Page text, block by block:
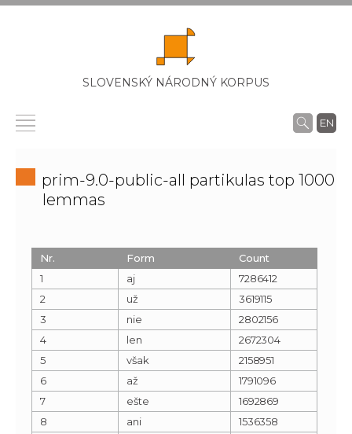
SLOVENSKÝ NÁRODNÝ KORPUS
EN
prim-9.0-public-all partikulas top 1000
lemmas
Nr. Form
Count
1
aj
7286412
2
už
3619115
3
nie
2802156
4
len
2672304
5
však
2158951
6
až
1791096
7
ešte
1692869
8
ani
1536358